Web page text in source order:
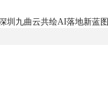
圳九曲云共绘AI落地新蓝图